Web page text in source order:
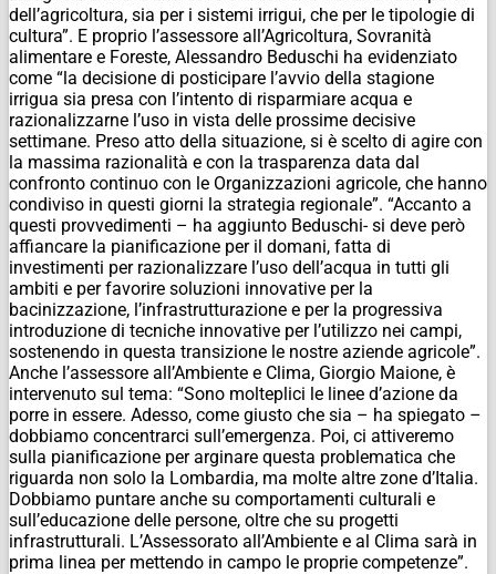
dell’agricoltura, sia per i sistemi irrigui, che per le tipologie di
cultura”. E proprio l’assessore all’Agricoltura, Sovranità
alimentare e Foreste, Alessandro Beduschi ha evidenziato
come “la decisione di posticipare l’avvio della stagione
irrigua sia presa con l’intento di risparmiare acqua e
razionalizzarne l’uso in vista delle prossime decisive
settimane. Preso atto della situazione, si è scelto di agire con
la massima razionalità e con la trasparenza data dal
confronto continuo con le Organizzazioni agricole, che hanno
condiviso in questi giorni la strategia regionale”. “Accanto a
questi provvedimenti – ha aggiunto Beduschi- si deve però
affiancare la pianificazione per il domani, fatta di
investimenti per razionalizzare l’uso dell’acqua in tutti gli
ambiti e per favorire soluzioni innovative per la
bacinizzazione, l’infrastrutturazione e per la progressiva
introduzione di tecniche innovative per l’utilizzo nei campi,
sostenendo in questa transizione le nostre aziende agricole”.
Anche l’assessore all’Ambiente e Clima, Giorgio Maione, è
intervenuto sul tema: “Sono molteplici le linee d’azione da
porre in essere. Adesso, come giusto che sia – ha spiegato –
dobbiamo concentrarci sull’emergenza. Poi, ci attiveremo
sulla pianificazione per arginare questa problematica che
riguarda non solo la Lombardia, ma molte altre zone d’Italia.
Dobbiamo puntare anche su comportamenti culturali e
sull’educazione delle persone, oltre che su progetti
infrastrutturali. L’Assessorato all’Ambiente e al Clima sarà in
prima linea per mettendo in campo le proprie competenze”.